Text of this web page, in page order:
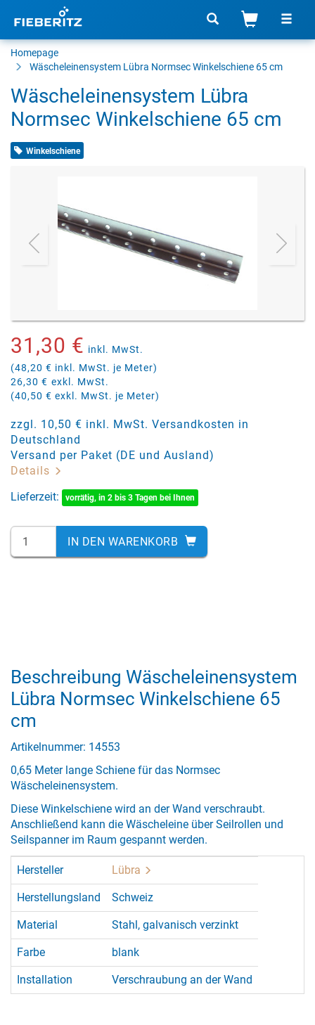
Homepage
Wäscheleinensystem Lübra Normsec Winkelschiene 65 cm
Wäscheleinensystem Lübra
Normsec Winkelschiene 65 cm
Winkelschiene
31,30 € inkl. MwSt.
(48,20 € inkl. MwSt. je Meter)
26,30 € exkl. MwSt.
(40,50 € exkl. MwSt. je Meter)
zzgl. 10,50 € inkl. MwSt. Versandkosten in
Deutschland
Versand per Paket (DE und Ausland)
Details
Lieferzeit:
vorrätig, in 2 bis 3 Tagen bei Ihnen
IN DEN WARENKORB
Beschreibung Wäscheleinensystem
Lübra Normsec Winkelschiene 65
cm
Artikelnummer: 14553
0,65 Meter lange Schiene für das Normsec
Wäscheleinensystem.
Diese Winkelschiene wird an der Wand verschraubt.
Anschließend kann die Wäscheleine über Seilrollen und
Seilspanner im Raum gespannt werden.
Hersteller Lübra
Herstellungsland Schweiz
Material Stahl, galvanisch verzinkt
Farbe blank
Installation Verschraubung an der Wand